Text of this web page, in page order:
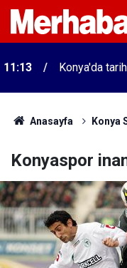
11:13 Konya'da
Anasayfa Konya
Konyaspor